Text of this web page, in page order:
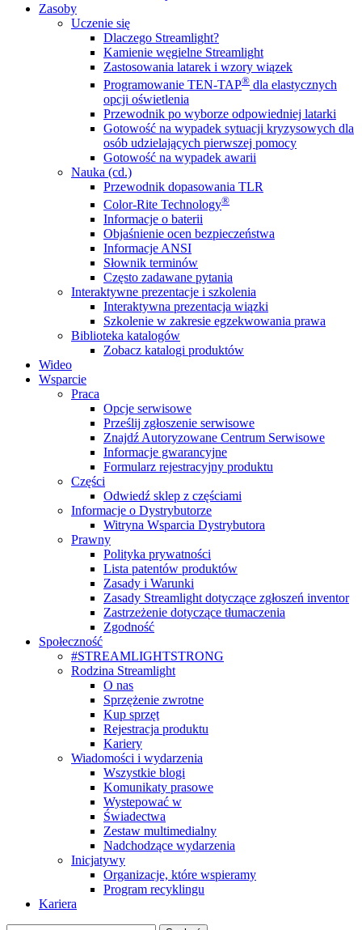
Zasoby
Uczenie się
Dlaczego Streamlight?
Kamienie węgielne Streamlight
Zastosowania latarek i wzory wiązek
Programowanie TEN-TAP® dla elastycznych
opcji oświetlenia
Przewodnik po wyborze odpowiedniej latarki
Gotowość na wypadek sytuacji kryzysowych dla
osób udzielających pierwszej pomocy
Gotowość na wypadek awarii
Nauka (cd.)
Przewodnik dopasowania TLR
Color-Rite Technology®
Informacje o baterii
Objaśnienie ocen bezpieczeństwa
Informacje ANSI
Słownik terminów
Często zadawane pytania
Interaktywne prezentacje i szkolenia
Interaktywna prezentacja wiązki
Szkolenie w zakresie egzekwowania prawa
Biblioteka katalogów
Zobacz katalogi produktów
Wideo
Wsparcie
Praca
Opcje serwisowe
Prześlij zgłoszenie serwisowe
Znajdź Autoryzowane Centrum Serwisowe
Informacje gwarancyjne
Formularz rejestracyjny produktu
Części
Odwiedź sklep z częściami
Informacje o Dystrybutorze
Witryna Wsparcia Dystrybutora
Prawny
Polityka prywatności
Lista patentów produktów
Zasady i Warunki
Zasady Streamlight dotyczące zgłoszeń inventor
Zastrzeżenie dotyczące tłumaczenia
Zgodność
Społeczność
#STREAMLIGHTSTRONG
Rodzina Streamlight
O nas
Sprzężenie zwrotne
Kup sprzęt
Rejestracja produktu
Kariery
Wiadomości i wydarzenia
Wszystkie blogi
Komunikaty prasowe
Wystepować w
Świadectwa
Zestaw multimedialny
Nadchodzące wydarzenia
Inicjatywy
Organizacje, które wspieramy
Program recyklingu
Kariera